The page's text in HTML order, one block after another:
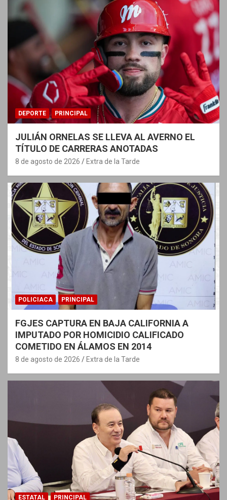
DEPORTE PRINCIPAL
JULIÁN ORNELAS SE LLEVA AL AVERNO EL
TÍTULO DE CARRERAS ANOTADAS
8 de agosto de 2026 Extra de la Tarde
POLICIACA PRINCIPAL
FGJES CAPTURA EN BAJA CALIFORNIA A
IMPUTADO POR HOMICIDIO CALIFICADO
COMETIDO EN ÁLAMOS EN 2014
8 de agosto de 2026 Extra de la Tarde
ESTATAL PRINCIPAL